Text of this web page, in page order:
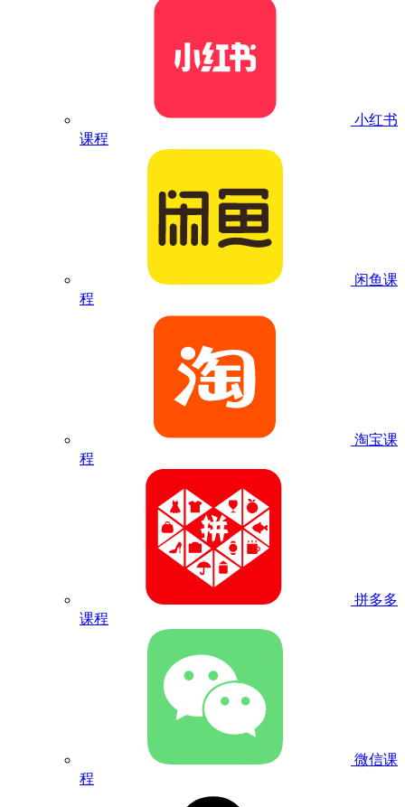
小红书
课程
闲鱼课
程
淘宝课
程
拼多多
课程
微信课
程